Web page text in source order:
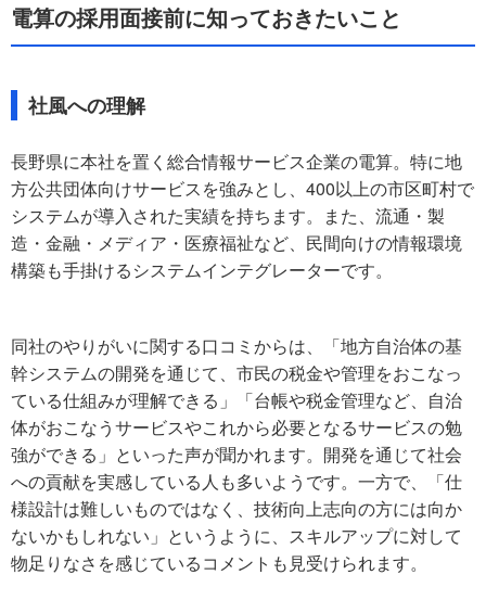
電算の採用面接前に知っておきたいこと
社風への理解
長野県に本社を置く総合情報サービス企業の電算。特に地
方公共団体向けサービスを強みとし、400以上の市区町村で
システムが導入された実績を持ちます。また、流通・製
造・金融・メディア・医療福祉など、民間向けの情報環境
構築も手掛けるシステムインテグレーターです。
同社のやりがいに関する口コミからは、「地方自治体の基
幹システムの開発を通じて、市民の税金や管理をおこなっ
ている仕組みが理解できる」「台帳や税金管理など、自治
体がおこなうサービスやこれから必要となるサービスの勉
強ができる」といった声が聞かれます。開発を通じて社会
への貢献を実感している人も多いようです。一方で、「仕
様設計は難しいものではなく、技術向上志向の方には向か
ないかもしれない」というように、スキルアップに対して
物足りなさを感じているコメントも見受けられます。